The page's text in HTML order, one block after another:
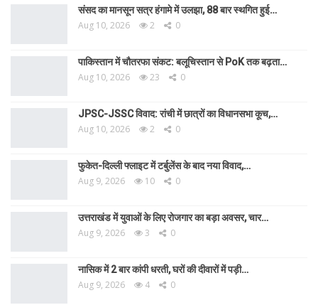
संसद का मानसून सत्र हंगामे में उलझा, 88 बार स्थगित हुई…
Aug 10, 2026 2 0
पाकिस्तान में चौतरफा संकट: बलूचिस्तान से PoK तक बढ़ता…
Aug 10, 2026 23 0
JPSC-JSSC विवाद: रांची में छात्रों का विधानसभा कूच,…
Aug 10, 2026 2 0
फुकेत-दिल्ली फ्लाइट में टर्बुलेंस के बाद नया विवाद,…
Aug 9, 2026 10 0
उत्तराखंड में युवाओं के लिए रोजगार का बड़ा अवसर, चार…
Aug 9, 2026 3 0
नासिक में 2 बार कांपी धरती, घरों की दीवारों में पड़ी…
Aug 9, 2026 4 0